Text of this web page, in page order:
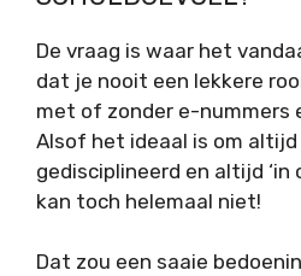
De vraag is waar het
dat je nooit een lekkere
met of zonder e-nummers
Alsof het ideaal is om
gedisciplineerd en altijd ‘in
kan toch helemaal niet!
Dat zou een saaie